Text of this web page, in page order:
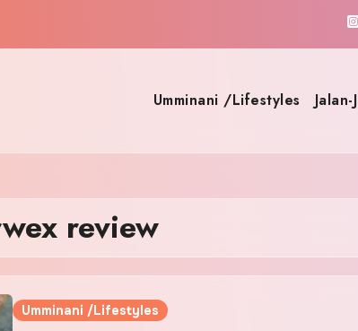
Umminani /Lifestyles
review
Umminani /Lifestyles